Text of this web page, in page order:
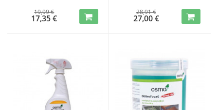
19,99 €
17,35 €
28,91 €
27,00 €